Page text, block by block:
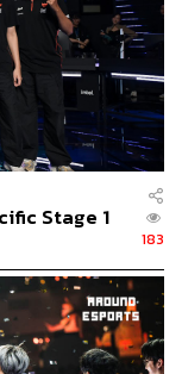
ทปเดือน
ถึงการเติบโตของ
มสรฟุตบอลชั้นนำ
ลงทุนกับอีส
นรุ่นใหม่ที่เติบโต
ร์มากกว่าหน้าจอ
รรมกีฬาอย่าง
แม้กระทั่งฟุตบอล
รุ่นใหม่ยังเล่น
ล่นกีฬาเป็นทีมใน
Stage 1
183